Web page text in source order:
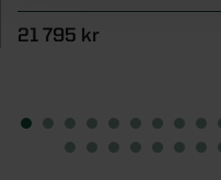
21 795 kr